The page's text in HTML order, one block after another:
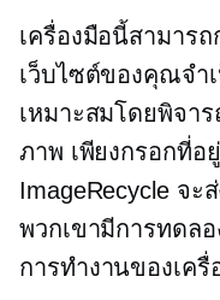
เครื่องมือนี้สามาร
เว็บไซต์ของคุณจำ
เหมาะสมโดยพิจา
ภาพ เพียงกรอกที่
ImageRecycle จะ
พวกเขามีการทดล
การทำงานของเค